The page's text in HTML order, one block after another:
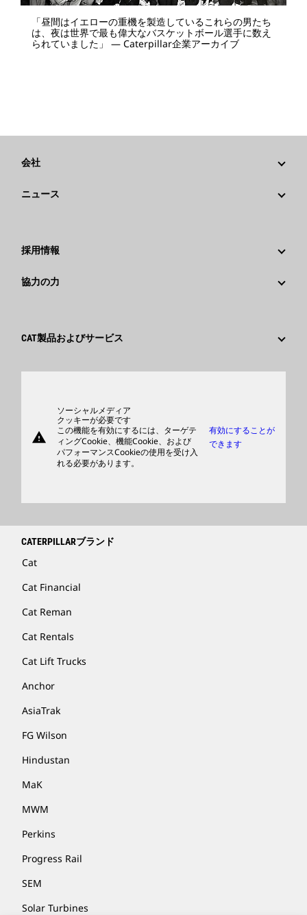
「昼間はイエローの重機を製造しているこれらの男たち
は、夜は世界で最も偉大なバスケットボール選手に数え
られていました」 — Caterpillar企業アーカイブ
会社
行動規範
イノベーション
ニュース
メディア情報
採用情報
Caterpillar社を選ぶ理由
協力の力
サプライヤ
CAT製品およびサービス
サポート
商品
ディーラを検索する
warning
ソーシャルメディア
クッキーが必要です
この機能を有効にするには、ターゲテ
ィングCookie、機能Cookie、および
パフォーマンスCookieの使用を受け入
れる必要があります。
有効にすることが
できます
CATERPILLARブランド
Cat
Cat Financial
Cat Reman
Cat Rentals
Cat Lift Trucks
Anchor
AsiaTrak
FG Wilson
Hindustan
MaK
MWM
Perkins
Progress Rail
SEM
Solar Turbines